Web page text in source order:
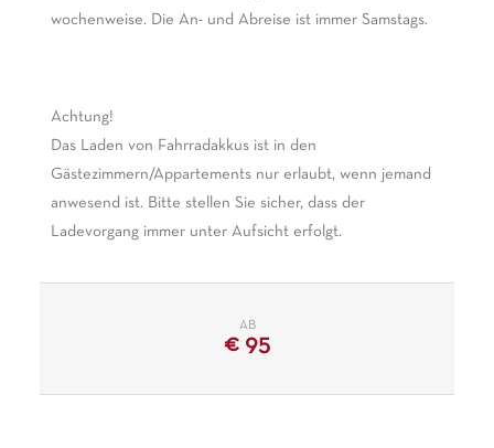
wochenweise. Die An- und Abreise ist immer Samstags.
Achtung!
Das Laden von Fahrradakkus ist in den
Gästezimmern/Appartements nur erlaubt, wenn jemand
anwesend ist. Bitte stellen Sie sicher, dass der
Ladevorgang immer unter Aufsicht erfolgt.
AB
€ 95